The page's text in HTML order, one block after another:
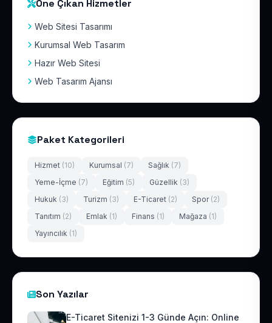
Öne Çıkan Hizmetler
Web Sitesi Tasarımı
Kurumsal Web Tasarım
Hazır Web Sitesi
Web Tasarım Ajansı
Paket Kategorileri
Hizmet (10) Kurumsal (7) Sağlık (7)
Yeme-İçme (7) Eğitim (5) Güzellik (3)
Hukuk (3) Turizm (3) E-Ticaret (2) Spor (2)
Tanıtım (2) Emlak (1) Finans (1) Mağaza (1)
Yayıncılık (1)
Son Yazılar
E-Ticaret Sitenizi 1-3 Günde Açın: Online